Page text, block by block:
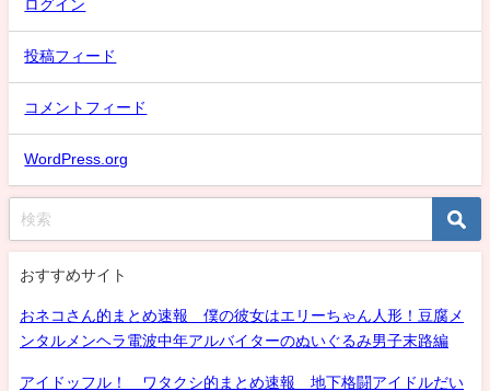
ログイン
投稿フィード
コメントフィード
WordPress.org
おすすめサイト
おネコさん的まとめ速報 僕の彼女はエリーちゃん人形！豆腐メ
ンタルメンヘラ電波中年アルバイターのぬいぐるみ男子末路編
アイドッフル！ ワタクシ的まとめ速報 地下格闘アイドルだい